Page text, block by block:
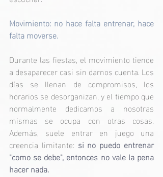
Movimiento: no hace falta entrenar, hace
falta moverse.
Durante las fiestas, el movimiento tiende
a desaparecer casi sin darnos cuenta. Los
días se llenan de compromisos, los
horarios se desorganizan, y el tiempo que
normalmente dedicamos a nosotras
mismas se ocupa con otras cosas.
Además, suele entrar en juego una
creencia limitante: si no puedo entrenar
"como se debe", entonces no vale la pena
hacer nada.